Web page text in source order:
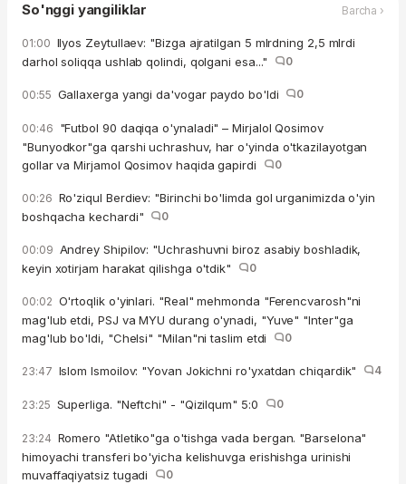
So'nggi yangiliklar Barcha ›
01:00 Ilyos Zeytullaev: "Bizga ajratilgan 5 mlrdning 2,5 mlrdi
darhol soliqqa ushlab qolindi, qolgani esa..."
0
00:55 Gallaxerga yangi da'vogar paydo bo'ldi 0
00:46 "Futbol 90 daqiqa o'ynaladi" – Mirjalol Qosimov
"Bunyodkor"ga qarshi uchrashuv, har o'yinda o'tkazilayotgan
gollar va Mirjamol Qosimov haqida gapirdi
0
00:26 Ro'ziqul Berdiev: "Birinchi bo'limda gol urganimizda o'yin
boshqacha kechardi"
0
00:09 Andrey Shipilov: "Uchrashuvni biroz asabiy boshladik,
keyin xotirjam harakat qilishga o'tdik"
0
00:02 O'rtoqlik o'yinlari. "Real" mehmonda "Ferencvarosh"ni
mag'lub etdi, PSJ va MYU durang o'ynadi, "Yuve" "Inter"ga
mag'lub bo'ldi, "Chelsi" "Milan"ni taslim etdi
0
23:47 Islom Ismoilov: "Yovan Jokichni ro'yxatdan chiqardik" 4
23:25 Superliga. "Neftchi" - "Qizilqum" 5:0 0
23:24 Romero "Atletiko"ga o'tishga vada bergan. "Barselona"
himoyachi transferi bo'yicha kelishuvga erishishga urinishi
muvaffaqiyatsiz tugadi
0